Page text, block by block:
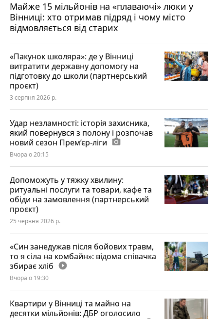
Майже 15 мільйонів на «плаваючі» люки у
Вінниці: хто отримав підряд і чому місто
відмовляється від старих
«Пакунок школяра»: де у Вінниці
витратити державну допомогу на
підготовку до школи (партнерський
проєкт)
3 серпня 2026 р.
Удар незламності: історія захисника,
який повернувся з полону і розпочав
новий сезон Прем’єр-ліги photo_camera
Вчора о 20:15
Допоможуть у тяжку хвилину:
ритуальні послуги та товари, кафе та
обіди на замовлення (партнерський
проєкт)
25 червня 2026 р.
«Син занедужав після бойових травм,
то я сіла на комбайн»: відома співачка
збирає хліб play_circle_filled
Вчора о 19:30
Квартири у Вінниці та майно на
десятки мільйонів: ДБР оголосило